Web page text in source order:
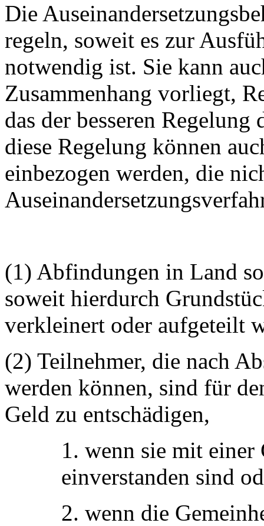
Die
regeln, soweit es zur
notwendig ist. Sie kann
Zusammenhang vorliegt,
das der besseren
diese Regelung können
einbezogen werden, die
(1) Abfindungen in Land
soweit hierdurch
verkleinert oder aufgeteilt
(2) Teilnehmer, die nach
werden können, sind für
Geld zu entschädigen,
1. wenn sie mit einer
einverstanden sind
2. wenn die